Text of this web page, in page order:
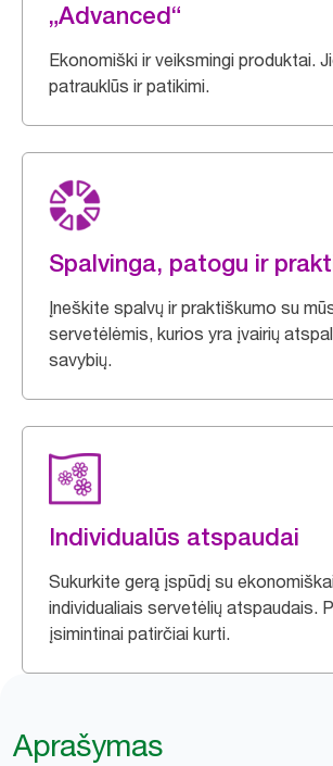
„Advanced“
Ekonomiški ir veiksmingi produktai.
patrauklūs ir patikimi.
Spalvinga, patogu ir
Įneškite spalvų ir praktiškumo su
servetėlėmis, kurios yra įvairių
savybių.
Individualūs atspaudai
Sukurkite gerą įspūdį su
individualiais servetėlių atspaudais.
įsimintinai patirčiai kurti.
Aprašymas